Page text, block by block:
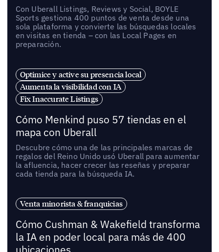
Con Uberall Listings, Reviews y Social, BOYLE
Sports gestiona 400 puntos de venta desde una
sola plataforma y convierte las búsquedas locales
en visitas en tienda – con las Local Pages en
preparación.
Optimice y active su presencia local
Aumenta la visibilidad con IA
Fix Inaccurate Listings
Cómo Menkind puso 57 tiendas en el
mapa con Uberall
Descubre cómo una de las principales marcas de
regalos del Reino Unido usó Uberall para aumentar
la afluencia, hacer crecer las reseñas y preparar
cada tienda para la búsqueda IA.
Venta minorista & franquicias
Cómo Cushman & Wakefield transforma
la IA en poder local para más de 400